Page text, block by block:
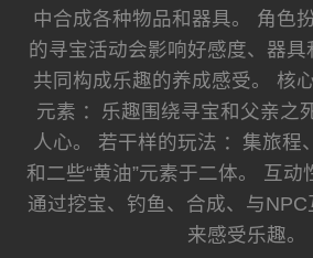
中合成各种物品和器具。 角色
的寻宝活动会影响好感度、器
共同构成乐趣的养成感受。 核
元素 ：乐趣围绕寻宝和父亲之
人心。 若干样的玩法 ：集旅程
和二些“黄油”元素于二体。 互动
通过挖宝、钓鱼、合成、与
来感受乐趣。